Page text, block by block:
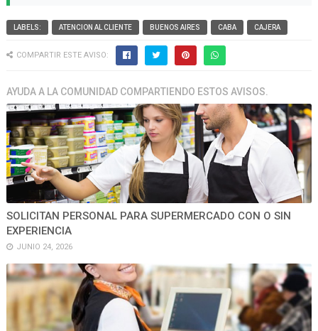
LABELS: ATENCION AL CLIENTE BUENOS AIRES CABA CAJERA
COMPARTIR ESTE AVISO:
AYUDA A LA COMUNIDAD COMPARTIENDO ESTOS AVISOS.
SOLICITAN PERSONAL PARA SUPERMERCADO CON O SIN
EXPERIENCIA
JUNIO 24, 2026